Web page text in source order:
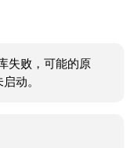
失败，可能的原
动。